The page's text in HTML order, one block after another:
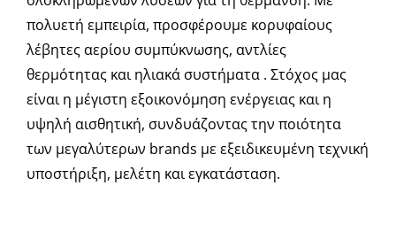
πολυετή εμπειρία, προσφέρουμε κορυφαίους
λέβητες αερίου συμπύκνωσης, αντλίες
θερμότητας και ηλιακά συστήματα . Στόχος μας
είναι η μέγιστη εξοικονόμηση ενέργειας και η
υψηλή αισθητική, συνδυάζοντας την ποιότητα
των μεγαλύτερων brands με εξειδικευμένη τεχνική
υποστήριξη, μελέτη και εγκατάσταση.